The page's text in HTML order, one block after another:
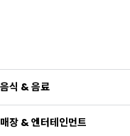
음식 & 음료
매장 & 엔터테인먼트